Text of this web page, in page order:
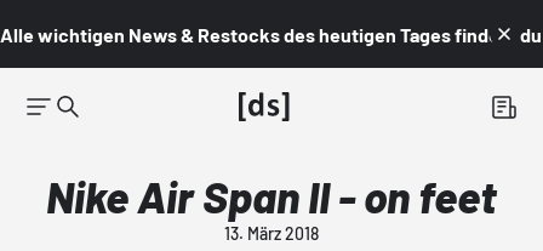
Alle wichtigen News & Restocks des heutigen Tages findest du
Nike Air Span II - on feet
13. März 2018